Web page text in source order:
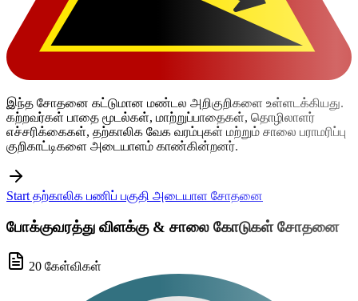
இந்த சோதனை கட்டுமான மண்டல அறிகுறிகளை உள்ளடக்கியது.
கற்றவர்கள் பாதை மூடல்கள், மாற்றுப்பாதைகள், தொழிலாளர்
எச்சரிக்கைகள், தற்காலிக வேக வரம்புகள் மற்றும் சாலை பராமரிப்பு
குறிகாட்டிகளை அடையாளம் காண்கின்றனர்.
Start தற்காலிக பணிப் பகுதி அடையாள சோதனை
போக்குவரத்து விளக்கு & சாலை கோடுகள் சோதனை
20 கேள்விகள்